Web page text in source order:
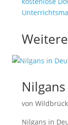
von
Nilgans in